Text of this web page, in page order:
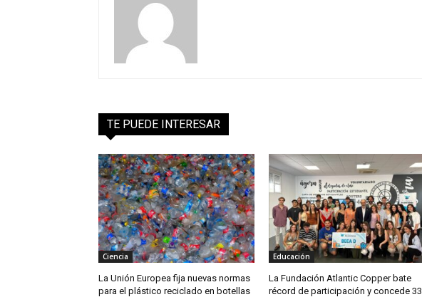
TE PUEDE INTERESAR
Ciencia
La Unión Europea fija nuevas normas
para el plástico reciclado en botellas
Educación
La Fundación Atlantic Copper bate
récord de participación y concede 33